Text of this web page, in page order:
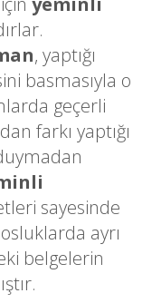
, yaptığı
basmasıyla o
geçerli
farkı yaptığı
sayesinde
ayrı
belgelerin